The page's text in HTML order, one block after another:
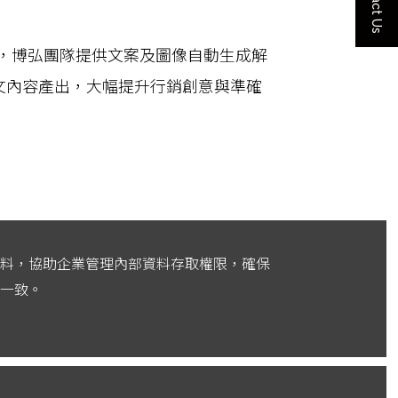
博弘團隊提供文案及圖像自動生成解
容產出，大幅提升行銷創意與準確
，協助企業管理內部資料存取權限，確保
致。